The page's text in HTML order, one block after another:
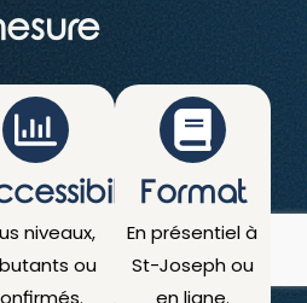
niveaux,
ou
Format
En présentiel à
St-Joseph ou
en ligne.